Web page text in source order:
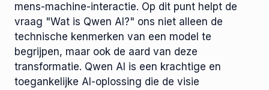
mens-machine-interactie. Op dit punt helpt de
vraag "Wat is Qwen AI?" ons niet alleen de
technische kenmerken van een model te
begrijpen, maar ook de aard van deze
transformatie. Qwen AI is een krachtige en
toegankelijke AI-oplossing die de visie